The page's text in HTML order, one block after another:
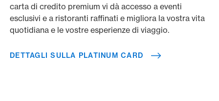
carta di credito premium vi dà accesso a eventi
esclusivi e a ristoranti raffinati e migliora la vostra vita
quotidiana e le vostre esperienze di viaggio.
DETTAGLI SULLA PLATINUM CARD